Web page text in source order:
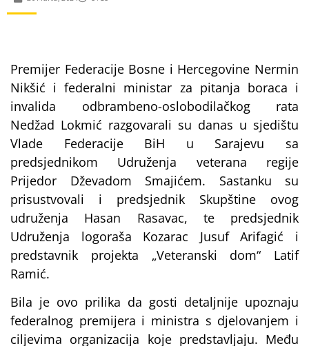
Premijer Federacije Bosne i Hercegovine Nermin
Nikšić i federalni ministar za pitanja boraca i
invalida odbrambeno-oslobodilačkog rata
Nedžad Lokmić razgovarali su danas u sjedištu
Vlade Federacije BiH u Sarajevu sa
predsjednikom Udruženja veterana regije
Prijedor Dževadom Smajićem. Sastanku su
prisustvovali i predsjednik Skupštine ovog
udruženja Hasan Rasavac, te predsjednik
Udruženja logoraša Kozarac Jusuf Arifagić i
predstavnik projekta „Veteranski dom“ Latif
Ramić.
Bila je ovo prilika da gosti detaljnije upoznaju
federalnog premijera i ministra s djelovanjem i
ciljevima organizacija koje predstavljaju. Među